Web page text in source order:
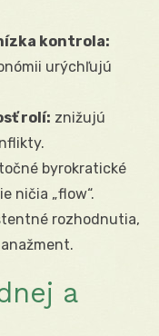
kontrola:
urýchľujú
rolí: znižujú
byrokratické
ničia „flow“.
rozhodnutia,
a